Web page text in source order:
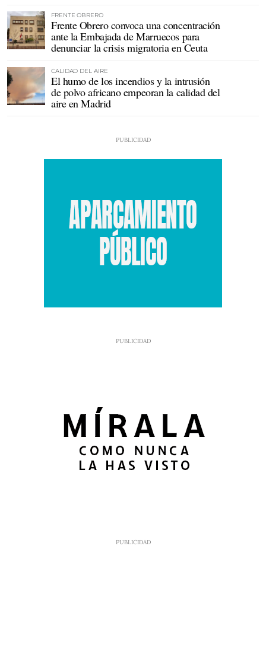
FRENTE OBRERO
Frente Obrero convoca una concentración
ante la Embajada de Marruecos para
denunciar la crisis migratoria en Ceuta
CALIDAD DEL AIRE
El humo de los incendios y la intrusión
de polvo africano empeoran la calidad del
aire en Madrid